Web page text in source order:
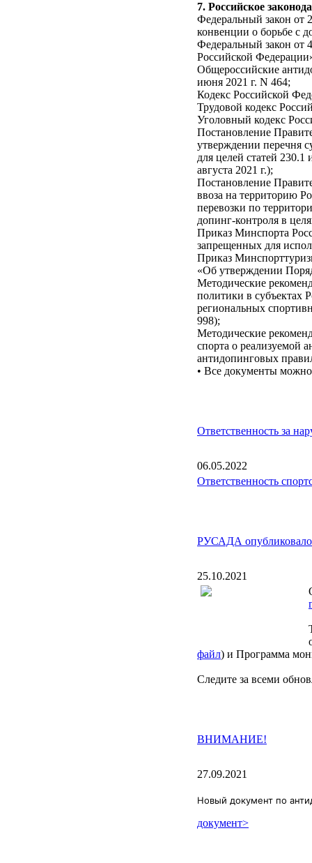
7. Российское
Федеральный закон
конвенции о борьбе с
Федеральный закон от
Российской
Общероссийские
июня 2021 г. N 464;
Кодекс Российской
Трудовой кодекс
Уголовный кодекс
Постановление
утверждении перечня
для целей статей
августа 2021 г.);
Постановление
ввоза на территорию
перевозки по
допинг-контроля в
Приказ Минспорта
запрещенных для
Приказ
«Об утверждении
Методические
политики в субъектах
региональных
998);
Методические
спорта о реализуемой
антидопинговых
• Все документы
Ответственность за
06.05.2022
Ответственность
РУСАДА опубликовало
25.10.2021
файл) и Программа
Следите за всеми
ВНИМАНИЕ!
27.09.2021
Новый документ по
документ>